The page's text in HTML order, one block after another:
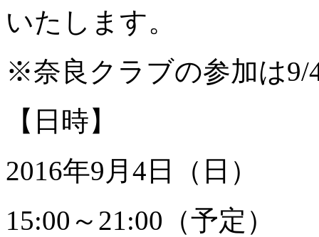
いたします。
※奈良クラブの参加は9/
【日時】
2016年9月4日（日）
15:00～21:00（予定）